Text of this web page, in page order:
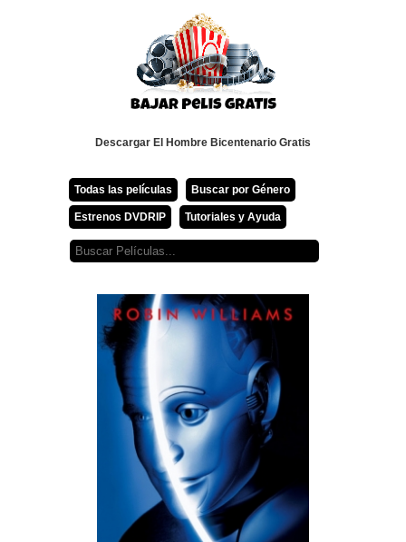
Descargar El Hombre Bicentenario Gratis
Todas las películas Buscar por Género
Estrenos DVDRIP Tutoriales y Ayuda